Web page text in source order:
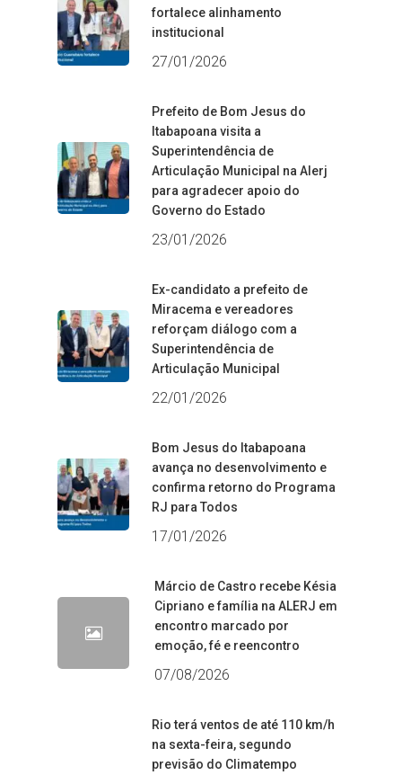
fortalece alinhamento
institucional
27/01/2026
Prefeito de Bom Jesus do
Itabapoana visita a
Superintendência de
Articulação Municipal na Alerj
para agradecer apoio do
Governo do Estado
23/01/2026
Ex-candidato a prefeito de
Miracema e vereadores
reforçam diálogo com a
Superintendência de
Articulação Municipal
22/01/2026
Bom Jesus do Itabapoana
avança no desenvolvimento e
confirma retorno do Programa
RJ para Todos
17/01/2026
Márcio de Castro recebe Késia
Cipriano e família na ALERJ em
encontro marcado por
emoção, fé e reencontro
07/08/2026
Rio terá ventos de até 110 km/h
na sexta-feira, segundo
previsão do Climatempo